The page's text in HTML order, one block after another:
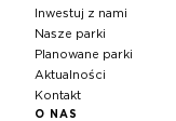
Inwestuj z nami
Nasze parki
Planowane parki
Aktualności
Kontakt
O NAS